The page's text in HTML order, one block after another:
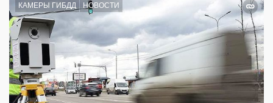
КАМЕРЫ ГИБДД НОВОСТИ